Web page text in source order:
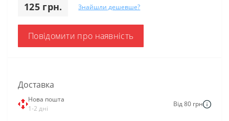
125 грн. Знайшли дешевше?
Повідомити про наявність
Доставка
Нова пошта
1-2 дні
Від 80 грн